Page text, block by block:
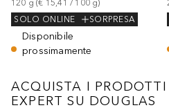
120 g (€ 15,41 / 100 g)
SOLO ONLINE
SORPRESA
Disponibile
prossimamente
ACQUISTA I
EXPERT SU DOUGLAS